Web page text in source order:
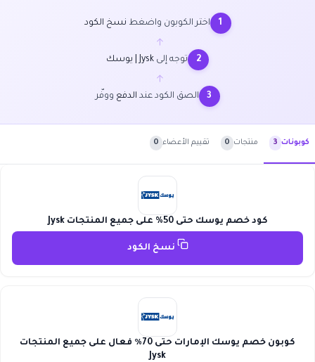
1 اختر الكوبون واضغط نسخ الكود
←
2 توجه إلى Jysk | يوسك
←
3 الصق الكود عند الدفع ووفّر
كوبونات 3 منتجات 0 تقييم الأعضاء 0
كود خصم يوسك حتى 50% على جميع المنتجات Jysk
نسخ الكود
كوبون خصم يوسك الإمارات حتى 70٪ فعال على جميع المنتجات
Jysk